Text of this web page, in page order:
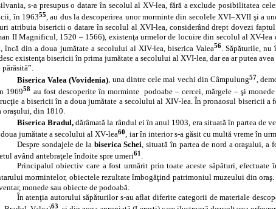
s‑a presupus o datare în secolul al XV-lea, fără a exclude posibilitatea
în 196355, au dus la descoperirea unor morminte din secolele XVI–XVII şi a
atribuia bisericii o datare în secolul al XVI-lea, considerând drept dovezi
II Magnificul, 1520 – 1566), existenţa urmelor de locuire din secolul al XV-
încă din a doua jumătate a secolului al XIV-lea, biserica Valea56. Săpăturile, nu
existenţa bisericii în prima jumătate a secolului al XVI-lea, dar ea ar putea
Biserica Valea (Vovidenia), una dintre cele mai vechi din Câmpulung57,
196958 au fost descoperite în morminte podoabe – cercei, mărgele – şi
a bisericii în a doua jumătate a secolului al XIV‑lea. În pronaosul bisericii
oraşului, din 1810.
Biserica Bradul, dărâmată la rândul ei în anul 1903, era situată în partea de
jumătate a secolului al XV‑lea60, iar în interior s‑a găsit cu multă vreme în
Despre sondajele de la biserica Schei , situată în partea de nord a oraşului,
având antebraţele îndoite spre umeri61 .
Principalul obiectiv care a fost urmărit prin toate aceste săpături,
mormintelor, obiectele rezultate îmbogăţind patrimoniul muzeului din
monede sau obiecte de podoabă.
În atenţia autorului săpăturilor s‑au aflat diferite categorii de materiale
63